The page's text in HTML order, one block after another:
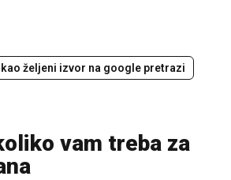
kao željeni izvor na google pretrazi
vam treba za